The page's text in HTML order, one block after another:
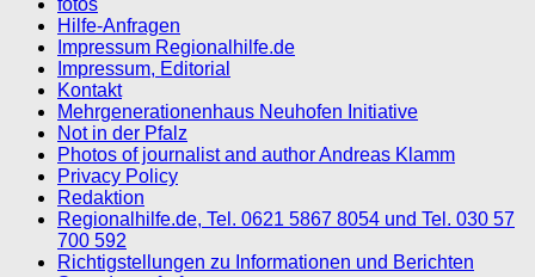
fotos
Hilfe-Anfragen
Impressum Regionalhilfe.de
Impressum, Editorial
Kontakt
Mehrgenerationenhaus Neuhofen Initiative
Not in der Pfalz
Photos of journalist and author Andreas Klamm
Privacy Policy
Redaktion
Regionalhilfe.de, Tel. 0621 5867 8054 und Tel. 030 57
700 592
Richtigstellungen zu Informationen und Berichten